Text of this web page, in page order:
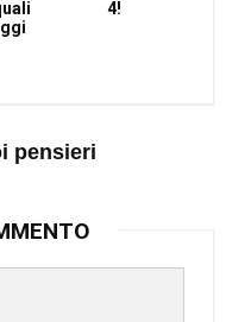
4!
pensieri